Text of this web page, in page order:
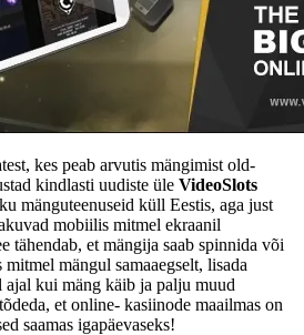
kes peab arvutis mängimist old-
kindlasti uudiste üle VideoSlots
mänguteenuseid küll Eestis, aga just
mobiilis mitmel ekraanil
tähendab, et mängija saab spinnida või
mängul samaaegselt, lisada
ajal kui mäng käib ja palju muud
et online- kasiinode maailmas on
saamas igapäevaseks!